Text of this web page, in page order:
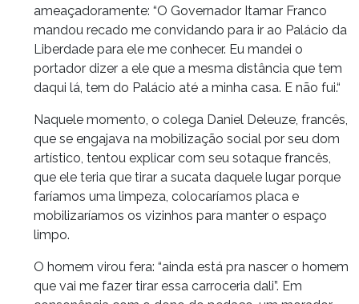
ameaçadoramente: “O Governador Itamar Franco
mandou recado me convidando para ir ao Palácio da
Liberdade para ele me conhecer. Eu mandei o
portador dizer a ele que a mesma distância que tem
daqui lá, tem do Palácio até a minha casa. E não fui.“
Naquele momento, o colega Daniel Deleuze, francês,
que se engajava na mobilização social por seu dom
artístico, tentou explicar com seu sotaque francês,
que ele teria que tirar a sucata daquele lugar porque
faríamos uma limpeza, colocaríamos placa e
mobilizaríamos os vizinhos para manter o espaço
limpo.
O homem virou fera: “ainda está pra nascer o homem
que vai me fazer tirar essa carroceria dali”. Em